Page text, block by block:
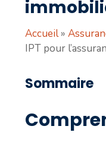
Accueil»
IPT pour
Sommaire